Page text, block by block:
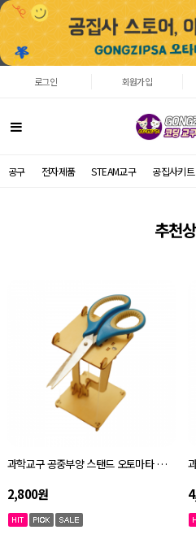
로그인 회원가입
공구 전자제품 STEAM교구 공집사키트
추천
과학교구 공중부양 스탠드 오토마타 키트 자체설명서
2,800원